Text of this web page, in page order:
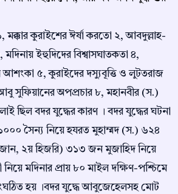
মক্কার কুরাইশের ঈর্ষা করতো ২, আবদুল্লাহ-
ইহুদিদের বিশ্বাসঘাতকতা ৪,
আশংকা ৫, কুরাইদের দস্যুবূত্তি ও লুটতরাজ
সুফিয়ানের অপপ্রচার ৮, মহানবীর (স.)
ছিল বদর যুদ্ধের কারণ । বদর যুদ্ধের ঘটনা
সৈন্য নিয়ে হযরত মুহাম্মদ (স.) ৬২৪
২য় হিজরি) ৩১৩ জন মুজাহিদ নিয়ে
নিয়ে মদিনার প্রায় ৮০ মাইল দক্ষিণ-পশ্চিমে
হয় ।বদর যুদ্ধে আবুজেহেলসহ মোট